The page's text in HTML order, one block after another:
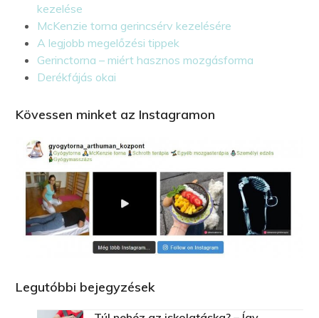
kezelése
McKenzie torna gerincsérv kezelésére
A legjobb megelőzési tippek
Gerinctorna – miért hasznos mozgásforma
Derékfájás okai
Kövessen minket az Instagramon
Legutóbbi bejegyzések